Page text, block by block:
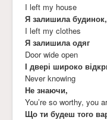
I left my house
Я залишила будинок,
I left my clothes
Я залишила одяг
Door wide open
І двері широко
Never knowing
Не знаючи,
You’re so worthy, you
Що ти будеш того